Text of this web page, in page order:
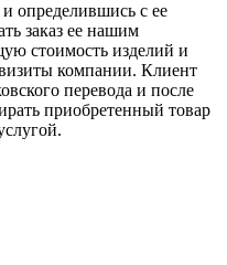
определившись с ее
заказ ее нашим
стоимость изделий и
компании. Клиент
перевода и после
приобретенный товар